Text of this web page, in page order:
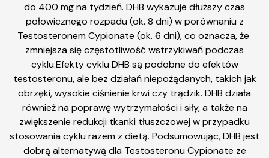
do 400 mg na tydzień. DHB wykazuje dłuższy czas
połowicznego rozpadu (ok. 8 dni) w porównaniu z
Testosteronem Cypionate (ok. 6 dni), co oznacza, że ​​
zmniejsza się częstotliwość wstrzykiwań podczas
cyklu.Efekty cyklu DHB są podobne do efektów
testosteronu, ale bez działań niepożądanych, takich jak
obrzęki, wysokie ciśnienie krwi czy trądzik. DHB działa
również na poprawę wytrzymałości i siły, a także na
zwiększenie redukcji tkanki tłuszczowej w przypadku
stosowania cyklu razem z dietą. Podsumowując, DHB jest
dobrą alternatywą dla Testosteronu Cypionate ze